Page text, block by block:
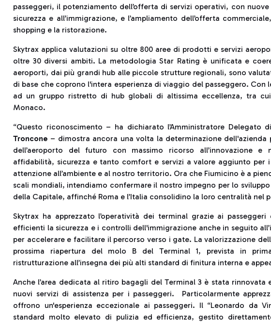
passeggeri, il potenziamento dell’offerta di servizi operativi, con
sicurezza e all’immigrazione, e l’ampliamento dell’offerta
shopping e la ristorazione.
Skytrax applica valutazioni su oltre 800 aree di prodotti e servizi
oltre 30 diversi ambiti. La metodologia Star Rating è unificata e
aeroporti, dai più grandi hub alle piccole strutture regionali, sono
di base che coprono l'intera esperienza di viaggio del passeggero. Con
ad un gruppo ristretto di hub globali di altissima eccellenza, tra
Monaco.
“Questo riconoscimento – ha dichiarato l’Amministratore Delegato
Troncone – dimostra ancora una volta la determinazione dell'azienda
dell’aeroporto del futuro con massimo ricorso all’innovazione e
affidabilità, sicurezza e tanto comfort e servizi a valore aggiunto per
attenzione all’ambiente e al nostro territorio. Ora che Fiumicino è a
scali mondiali, intendiamo confermare il nostro impegno per lo
della Capitale, affinché Roma e l’Italia consolidino la loro centralità nel
Skytrax ha apprezzato l’operatività dei terminal grazie ai
efficienti la sicurezza e i controlli dell'immigrazione anche in seguito
per accelerare e facilitare il percorso verso i gate. La valorizzazione
prossima riapertura del molo B del Terminal 1, prevista in
ristrutturazione all’insegna dei più alti standard di finitura interna e
Anche l’area dedicata al ritiro bagagli del Terminal 3 è stata rinnovata
nuovi servizi di assistenza per i passeggeri. Particolarmente
offrono un'esperienza eccezionale ai passeggeri. Il “Leonardo da
standard molto elevato di pulizia ed efficienza, gestito